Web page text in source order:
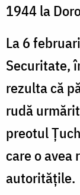
1944 la
La 6
Securitate,
rezulta că
rudă
preotul
care o avea
autoritățile.